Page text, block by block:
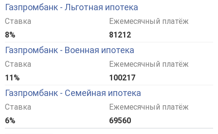
Газпромбанк - Льготная ипотека
Ставка
8%
Ежемесячный платёж
81212
Газпромбанк - Военная ипотека
Ставка
11%
Ежемесячный платёж
100217
Газпромбанк - Семейная ипотека
Ставка
6%
Ежемесячный платёж
69560